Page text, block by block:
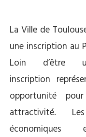
La Ville de
une inscription au
Loin d’être
inscription
opportunité
attractivité.